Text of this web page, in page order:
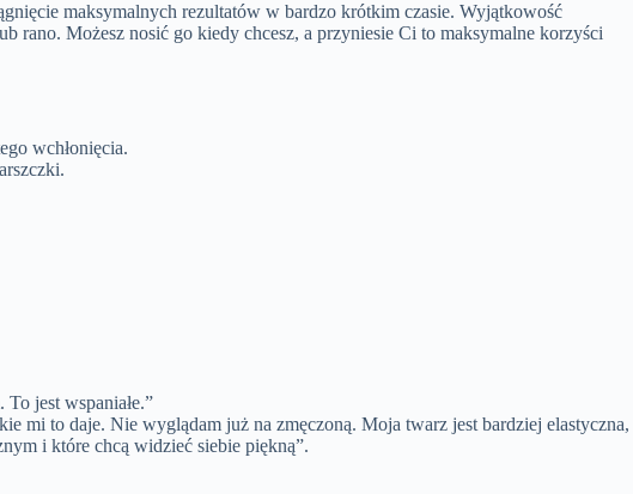
maksymalnych rezultatów w bardzo krótkim czasie. Wyjątkowość
rano. Możesz nosić go kiedy chcesz, a przyniesie Ci to maksymalne korzyści
wchłonięcia.
jest wspaniałe.”
mi to daje. Nie wyglądam już na zmęczoną. Moja twarz jest bardziej elastyczna,
i które chcą widzieć siebie piękną”.